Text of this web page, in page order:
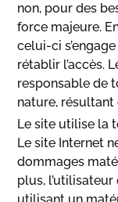
non, pour des
force majeure.
celui-ci
rétablir l’accès.
responsable de
nature,
Le site utilise la
Le site Internet
dommages
plus, l’utilisateur